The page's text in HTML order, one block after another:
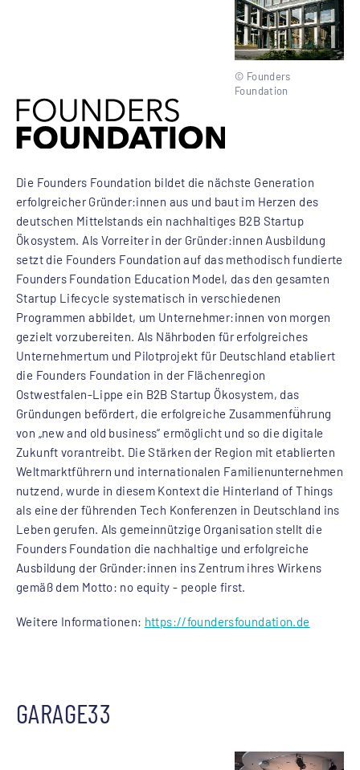
© Founders
Foundation
Die Founders Foundation bildet die nächste Generation
erfolgreicher Gründer:innen aus und baut im Herzen des
deutschen Mittelstands ein nachhaltiges B2B Startup
Ökosystem. Als Vorreiter in der Gründer:innen Ausbildung
setzt die Founders Foundation auf das methodisch fundierte
Founders Foundation Education Model, das den gesamten
Startup Lifecycle systematisch in verschiedenen
Programmen abbildet, um Unternehmer:innen von morgen
gezielt vorzubereiten. Als Nährboden für erfolgreiches
Unternehmertum und Pilotprojekt für Deutschland etabliert
die Founders Foundation in der Flächenregion
Ostwestfalen-Lippe ein B2B Startup Ökosystem, das
Gründungen befördert, die erfolgreiche Zusammenfü̈hrung
von „new and old business“ ermöglicht und so die digitale
Zukunft vorantreibt. Die Stärken der Region mit etablierten
Weltmarktführern und internationalen Familienunternehmen
nutzend, wurde in diesem Kontext die Hinterland of Things
als eine der führenden Tech Konferenzen in Deutschland ins
Leben gerufen. Als gemeinnützige Organisation stellt die
Founders Foundation die nachhaltige und erfolgreiche
Ausbildung der Gründer:innen ins Zentrum ihres Wirkens
gemäß dem Motto: no equity - people first.
Weitere Informationen: https://foundersfoundation.de
GARAGE33